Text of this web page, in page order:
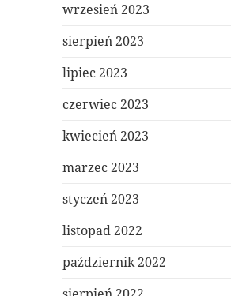
wrzesień 2023
sierpień 2023
lipiec 2023
czerwiec 2023
kwiecień 2023
marzec 2023
styczeń 2023
listopad 2022
październik 2022